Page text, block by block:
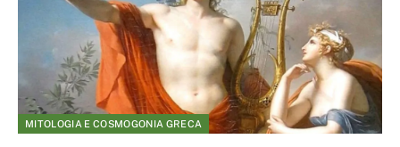
MITOLOGIA E COSMOGONIA GRECA